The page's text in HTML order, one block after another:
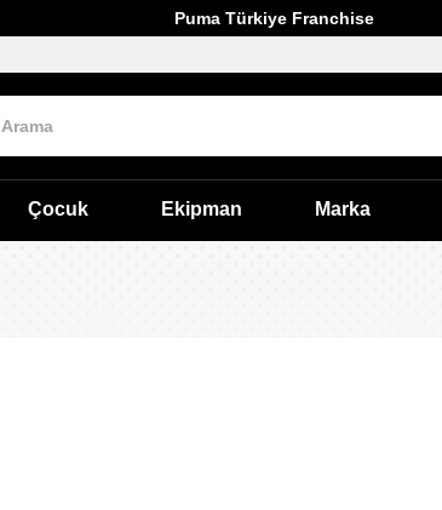
Puma Türkiye Franchise
Çocuk Ekipman Marka